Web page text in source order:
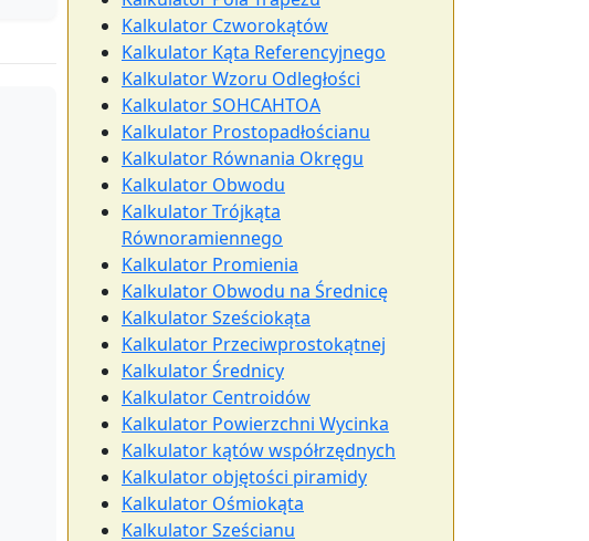
Kalkulator Czworokątów
Kalkulator Kąta Referencyjnego
Kalkulator Wzoru Odległości
Kalkulator SOHCAHTOA
Kalkulator Prostopadłościanu
Kalkulator Równania Okręgu
Kalkulator Obwodu
Kalkulator Trójkąta
Równoramiennego
Kalkulator Promienia
Kalkulator Obwodu na Średnicę
Kalkulator Sześciokąta
Kalkulator Przeciwprostokątnej
Kalkulator Średnicy
Kalkulator Centroidów
Kalkulator Powierzchni Wycinka
Kalkulator kątów współrzędnych
Kalkulator objętości piramidy
Kalkulator Ośmiokąta
Kalkulator Sześcianu